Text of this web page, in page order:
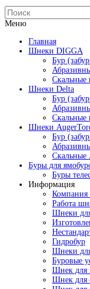
Меню
Главная
Шнеки DIGGA
Бур
Шнеки Delta
Бур
Скальные
Шнеки
Бур
Скальные
Буры для
Буры
Информация
Работа
Шнеки
Гидробур
Шнеки
Буровые
Шнек для
Шнек для